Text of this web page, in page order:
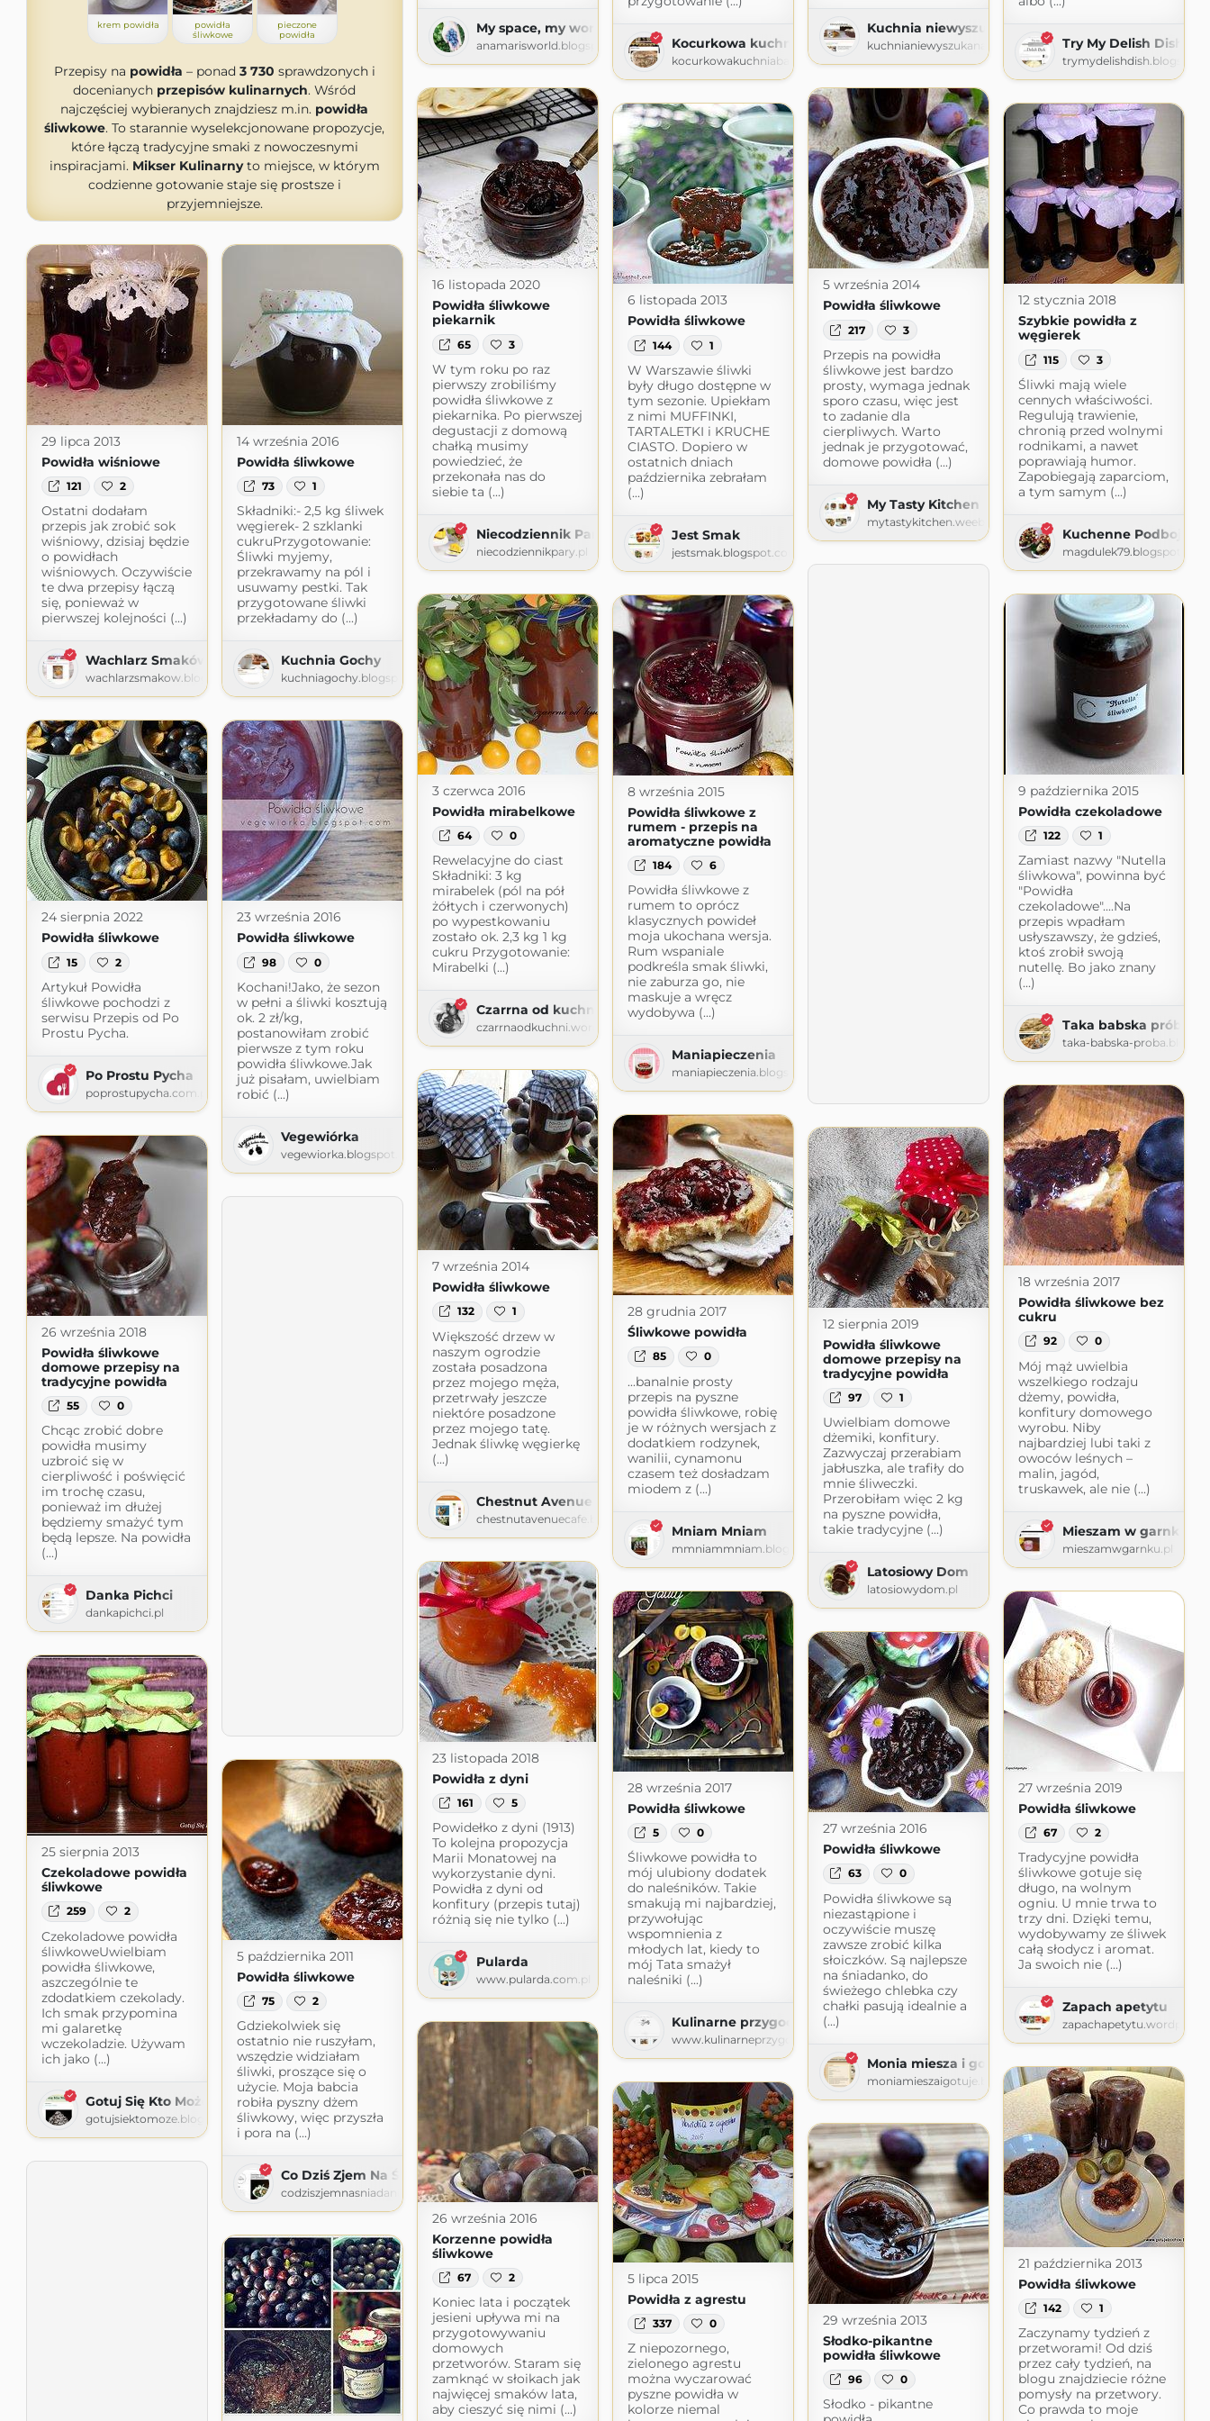
krem powidła
powidła
śliwkowe
pieczone
powidła
Przepisy na powidła – ponad 3 730 sprawdzonych i
docenianych przepisów kulinarnych. Wśród
najczęściej wybieranych znajdziesz m.in. powidła
śliwkowe. To starannie wyselekcjonowane propozycje,
które łączą tradycyjne smaki z nowoczesnymi
inspiracjami. Mikser Kulinarnyto miejsce, w którym
codzienne gotowanie staje się prostsze i
przyjemniejsze.
My space, my world. Ana Mari's world.
anamarisworld.blogspot.com Kocurkowa kuchnia babuni
kocurkowakuchniababuni.blogspot.com
Kuchnia niewyszukana
kuchnianiewyszukana.blogspot.comTry My Delish Dish
16 listopada 2020
Powidła śliwkowe
piekarnik
65 3
W tym roku po raz
pierwszy zrobiliśmy
powidła śliwkowe z
piekarnika. Po pierwszej
degustacji z domową
chałką musimy
powiedzieć, że
przekonała nas do
siebie ta (...)
Niecodziennik Pary
niecodziennikpary.pl
5 września 2014
Powidła śliwkowe
217 3
Przepis na powidła
śliwkowe jest bardzo
prosty, wymaga jednak
sporo czasu, więc jest
to zadanie dla
cierpliwych. Warto
jednak je przygotować,
domowe powidła (...)
My Tasty Kitchen
mytastykitchen.weebly.com
6 listopada 2013
Powidła śliwkowe
144 1
W Warszawie śliwki
były długo dostępne w
tym sezonie. Upiekłam
z nimi MUFFINKI,
TARTALETKI i KRUCHE
CIASTO. Dopiero w
ostatnich dniach
października zebrałam
(...)
Jest Smak
jestsmak.blogspot.com
12 stycznia 2018
Szybkie powidła z
węgierek
115 3
Śliwki mają wiele
cennych właściwości.
Regulują trawienie,
chronią przed wolnymi
rodnikami, a nawet
poprawiają humor.
Zapobiegają zaparciom,
a tym samym (...)
Kuchenne Podboje
magdulek79.blogspot.com
29 lipca 2013
Powidła wiśniowe
121 2
Ostatni dodałam
przepis jak zrobić sok
wiśniowy, dzisiaj będzie
o powidłach
wiśniowych. Oczywiście
te dwa przepisy łączą
się, ponieważ w
pierwszej kolejności (...)
Wachlarz Smaków - Moje Kuchenne Inspiracje
wachlarzsmakow.blogspot.com
14 września 2016
Powidła śliwkowe
73 1
Składniki:- 2,5 kg śliwek
węgierek- 2 szklanki
cukruPrzygotowanie:
Śliwki myjemy,
przekrawamy na pól i
usuwamy pestki. Tak
przygotowane śliwki
przekładamy do (...)
Kuchnia Gochy
kuchniagochy.blogspot.com
3 czerwca 2016
Powidła mirabelkowe
64 0
Rewelacyjne do ciast
Składniki: 3 kg
mirabelek (pól na pół
żółtych i czerwonych)
po wypestkowaniu
zostało ok. 2,3 kg 1 kg
cukru Przygotowanie:
Mirabelki (...)
Czarrna od kuchni
czarrnaodkuchni.wordpress.com
9 października 2015
Powidła czekoladowe
122 1
Zamiast nazwy "Nutella
śliwkowa", powinna być
"Powidła
czekoladowe"....Na
przepis wpadłam
usłyszawszy, że gdzieś,
ktoś zrobił swoją
nutellę. Bo jako znany
(...)
Taka babska próba
taka-babska-
8 września 2015
Powidła śliwkowe z
rumem - przepis na
aromatyczne powidła
184 6
Powidła śliwkowe z
rumem to oprócz
klasycznych powideł
moja ukochana wersja.
Rum wspaniale
podkreśla smak śliwki,
nie zaburza go, nie
maskuje a wręcz
wydobywa (...)
Maniapieczenia
maniapieczenia.blogspot.com
24 sierpnia 2022
Powidła śliwkowe
15 2
Artykuł Powidła
śliwkowe pochodzi z
serwisu Przepis od Po
Prostu Pycha.
Po Prostu Pycha
poprostupycha.com.pl
23 września 2016
Powidła śliwkowe
98 0
Kochani!Jako, że sezon
w pełni a śliwki kosztują
ok. 2 zł/kg,
postanowiłam zrobić
pierwsze z tym roku
powidła śliwkowe.Jak
już pisałam, uwielbiam
robić (...)
Vegewiórka
vegewiorka.blogspot.com
7 września 2014
Powidła śliwkowe
132 1
Większość drzew w
naszym ogrodzie
została posadzona
przez mojego męża,
przetrwały jeszcze
niektóre posadzone
przez mojego tatę.
Jednak śliwkę węgierkę
(...)
Chestnut Avenue Cafe
chestnutavenuecafe.blogspot.com
18 września 2017
Powidła śliwkowe bez
cukru
92 0
Mój mąż uwielbia
wszelkiego rodzaju
dżemy, powidła,
konfitury domowego
wyrobu. Niby
najbardziej lubi taki z
owoców leśnych –
malin, jagód,
truskawek, ale nie (...)
Mieszam w garnku
mieszamwgarnku.pl
28 grudnia 2017
Śliwkowe powidła
85 0
...banalnie prosty
przepis na pyszne
powidła śliwkowe, robię
je w różnych wersjach z
dodatkiem rodzynek,
wanilii, cynamonu
czasem też dosładzam
miodem z (...)
Mniam Mniam
mmniammniam.blogspot.com
12 sierpnia 2019
Powidła śliwkowe
domowe przepisy na
tradycyjne powidła
97 1
Uwielbiam domowe
dżemiki, konfitury.
Zazwyczaj przerabiam
jabłuszka, ale trafiły do
mnie śliweczki.
Przerobiłam więc 2 kg
na pyszne powidła,
takie tradycyjne (...)
Latosiowy Dom
latosiowydom.pl
26 września 2018
Powidła śliwkowe
domowe przepisy na
tradycyjne powidła
55 0
Chcąc zrobić dobre
powidła musimy
uzbroić się w
cierpliwość i poświęcić
im trochę czasu,
ponieważ im dłużej
będziemy smażyć tym
będą lepsze. Na powidła
(...)
Danka Pichci
dankapichci.pl
23 listopada 2018
Powidła z dyni
161 5
Powidełko z dyni (1913)
To kolejna propozycja
Marii Monatowej na
wykorzystanie dyni.
Powidła z dyni od
konfitury (przepis tutaj)
różnią się nie tylko (...)
Pularda
www.pularda.com.pl
28 września 2017
Powidła śliwkowe
5 0
Śliwkowe powidła to
mój ulubiony dodatek
do naleśników. Takie
smakują mi najbardziej,
przywołując
wspomnienia z
młodych lat, kiedy to
mój Tata smażył
naleśniki (...)
Kulinarne przygody Gatity
www.kulinarneprzygodygatity.pl
27 września 2019
Powidła śliwkowe
67 2
Tradycyjne powidła
śliwkowe gotuje się
długo, na wolnym
ogniu. U mnie trwa to
trzy dni. Dzięki temu,
wydobywamy ze śliwek
całą słodycz i aromat.
Ja swoich nie (...)
Zapach apetytu
27 września 2016
Powidła śliwkowe
63 0
Powidła śliwkowe są
niezastąpione i
oczywiście muszę
zawsze zrobić kilka
słoiczków. Są najlepsze
na śniadanko, do
świeżego chlebka czy
chałki pasują idealnie a
(...)
Monia miesza i gotuje
moniamieszaigotuje.blogspot.com
25 sierpnia 2013
Czekoladowe powidła
śliwkowe
259 2
Czekoladowe powidła
śliwkoweUwielbiam
powidła śliwkowe,
aszczególnie te
zdodatkiem czekolady.
Ich smak przypomina
mi galaretkę
wczekoladzie. Używam
ich jako (...)
Gotuj Się Kto Może
gotujsiektomoze.blogspot.com
5 października 2011
Powidła śliwkowe
75 2
Gdziekolwiek się
ostatnio nie ruszyłam,
wszędzie widziałam
śliwki, proszące się o
użycie. Moja babcia
robiła pyszny dżem
śliwkowy, więc przyszła
i pora na (...)
Co Dziś Zjem Na Śniadanie
codziszjemnasniadanie.pl
26 września 2016
Korzenne powidła
śliwkowe
67 2
Koniec lata i początek
jesieni upływa mi na
przygotowywaniu
domowych
przetworów. Staram się
zamknąć w słoikach jak
najwięcej smaków lata,
aby cieszyć się nimi (...)
21 października 2013
Powidła śliwkowe
142 1
Zaczynamy tydzień z
przetworami! Od dziś
przez cały tydzień, na
blogu znajdziecie różne
pomysły na przetwory.
Co prawda to moje
5 lipca 2015
Powidła z agrestu
337 0
Z niepozornego,
zielonego agrestu
można wyczarować
pyszne powidła w
kolorze niemal
29 września 2013
Słodko-pikantne
powidła śliwkowe
96 0
Słodko - pikantne